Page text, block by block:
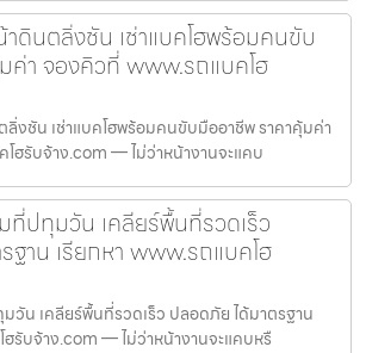
ดินตลิ่งชัน เช่าแบคโฮพร้อมคนขับ
ค่า จองคิวที่ www.รถแบคโฮ
งชัน เช่าแบคโฮพร้อมคนขับมืออาชีพ ราคาคุ้มค่า
ฮรับจ้าง.com — ไม่ว่าหน้างานจะแคบ
ที่ปทุมวัน เคลียร์พื้นที่รวดเร็ว
าน เรียกหา www.รถแบคโฮ
วัน เคลียร์พื้นที่รวดเร็ว ปลอดภัย ได้มาตรฐาน
ฮรับจ้าง.com — ไม่ว่าหน้างานจะแคบหรื